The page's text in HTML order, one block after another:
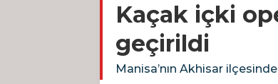
Kaçak içki
geçirildi
Manisa’nın Akhisar